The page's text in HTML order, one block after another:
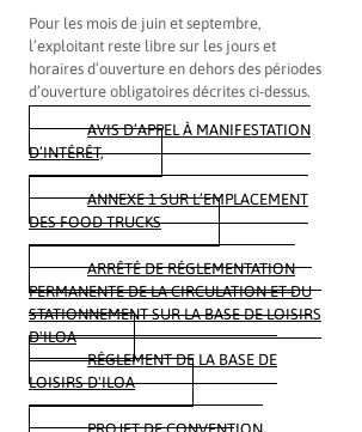
Pour les mois de juin et septembre,
l’exploitant reste libre sur les jours et
horaires d’ouverture en dehors des périodes
d’ouverture obligatoires décrites ci-dessus.
AVIS D’APPEL À MANIFESTATION
D’INTÉRÊT,
ANNEXE 1 SUR L’EMPLACEMENT
DES FOOD-TRUCKS
ARRÊTÉ DE RÉGLEMENTATION
PERMANENTE DE LA CIRCULATION ET DU
STATIONNEMENT SUR LA BASE DE LOISIRS
D'ILOA
RÉGLEMENT DE LA BASE DE
LOISIRS D'ILOA